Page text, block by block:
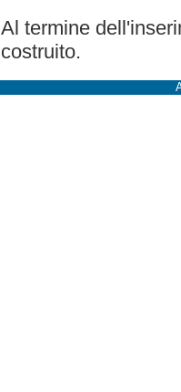
Al termine
costruito.